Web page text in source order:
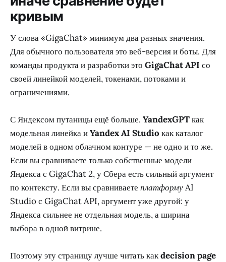
кривым
У слова «GigaChat» минимум два разных значения.
Для обычного пользователя это веб-версия и боты. Для
команды продукта и разработки это GigaChat API со
своей линейкой моделей, токенами, потоками и
ограничениями.
С Яндексом путаницы ещё больше. YandexGPTкак
модельная линейка иYandex AI Studio как каталог
моделей в одном облачном контуре — не одно и то же.
Если вы сравниваете только собственные модели
Яндекса с GigaChat 2, у Сбера есть сильный аргумент
по контексту. Если вы сравниваете платформуAI
Studio с GigaChat API, аргумент уже другой: у
Яндекса сильнее не отдельная модель, а ширина
выбора в одной витрине.
Поэтому эту страницу лучше читать какdecision page